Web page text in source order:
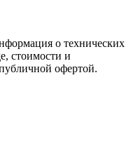
о технических
стоимости и
офертой.